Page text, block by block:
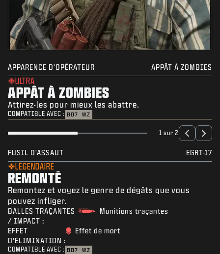
APPARENCE D'OPÉRATEUR APPÂT À ZOMBIES
ULTRA
APPÂT À ZOMBIES
Attirez-les pour mieux les abattre.
COMPATIBLE AVEC : BO7 WZ
1 sur 2
FUSIL D'ASSAUT EGRT-17
LÉGENDAIRE
REMONTÉ
Remontez et voyez le genre de dégâts que vous
pouvez infliger.
BALLES TRAÇANTES
/ IMPACT :
Munitions traçantes
EFFET
D'ÉLIMINATION :
Effet de mort
COMPATIBLE AVEC : BO7 WZ